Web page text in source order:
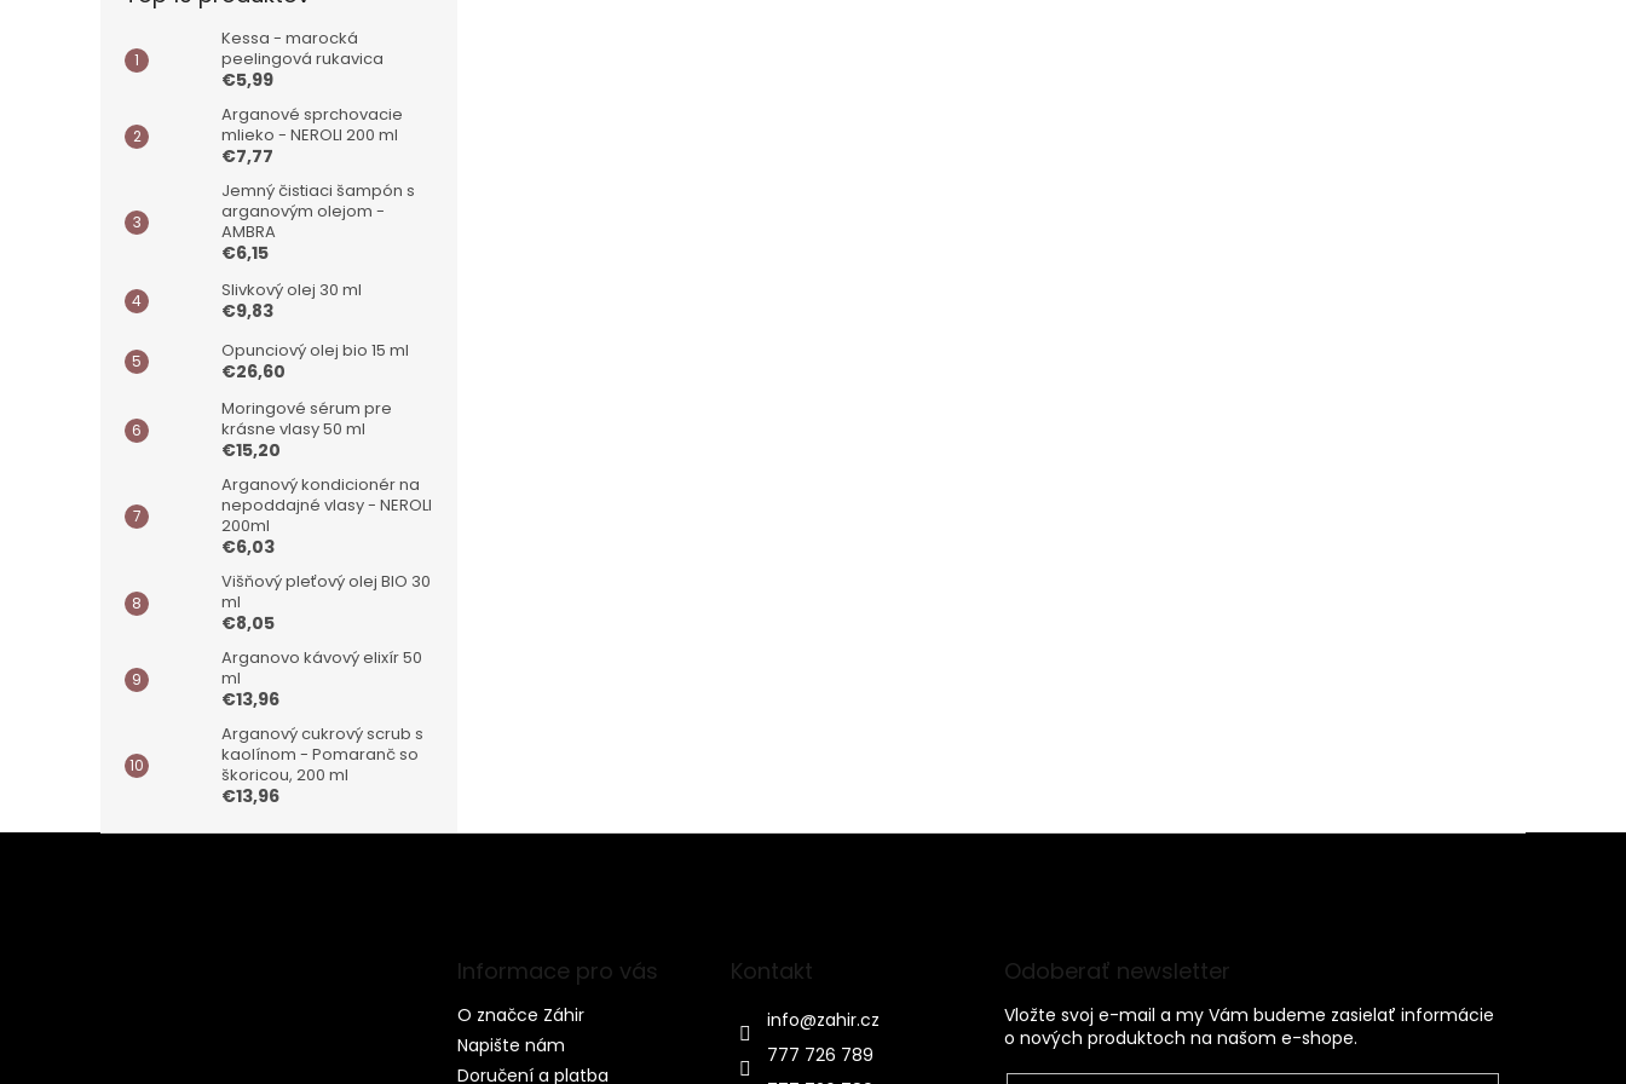
Kessa - marocká
peelingová rukavica
€5,99
Arganové sprchovacie
mlieko - NEROLI 200 ml
€7,77
Jemný čistiaci šampón s
arganovým olejom -
AMBRA
€6,15
Slivkový olej 30 ml
€9,83
Opunciový olej bio 15 ml
€26,60
Moringové sérum pre
krásne vlasy 50 ml
€15,20
Arganový kondicionér na
nepoddajné vlasy - NEROLI
200ml
€6,03
Višňový pleťový olej BIO 30
ml
€8,05
Arganovo kávový elixír 50
ml
€13,96
Arganový cukrový scrub s
kaolínom - Pomaranč so
škoricou, 200 ml
€13,96
Informace pro vás
O značce Záhir
Napište nám
Doručení a platba
Kontakt
info@zahir.cz
777 726 789
Odoberať newsletter
Vložte svoj e-mail a my Vám budeme zasielať informácie
o nových produktoch na našom e-shope.